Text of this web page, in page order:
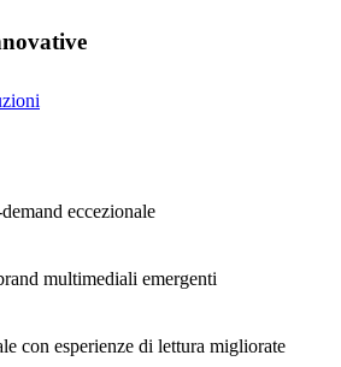
eccezionale
multimediali emergenti
con esperienze di lettura migliorate